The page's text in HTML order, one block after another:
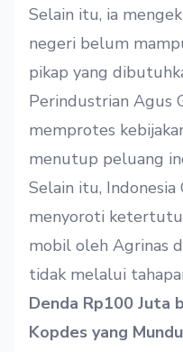
Selain itu, ia
negeri belum
pikap yang
Perindustrian Agus
memprotes
menutup peluang
Selain itu,
menyoroti
mobil oleh Agrinas
tidak melalui
Denda Rp100 Juta
Kopdes yang